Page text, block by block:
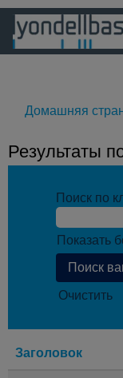
Домашняя
Результаты
Поиск по
Показать
Очистить
Заголовок